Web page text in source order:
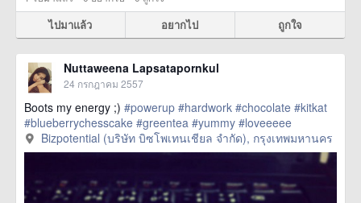
ไปมาแล้ว อยากไป ถูกใจ
Nuttaweena Lapsatapornkul
24 กรกฎาคม 2557
Boots my energy ;) #powerup #hardwork #chocolate #kitkat
#blueberrychesscake #greentea #yummy #loveeeee
Bizpotential (บริษัท บิซโพเทนเชียล จำกัด), กรุงเทพมหานคร